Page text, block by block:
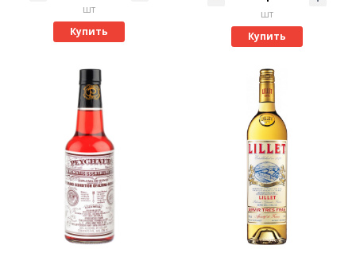
шт
Купить
шт
Купить